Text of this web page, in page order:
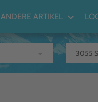
ANDERE ARTIKEL keyboard_arrow_down